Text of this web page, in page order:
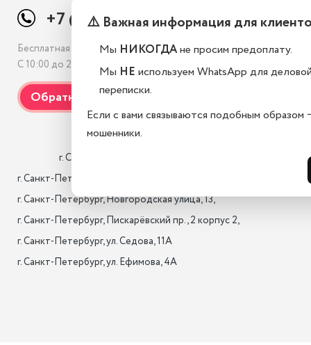
+7 (812) 507-69-38
Бесплатная консультация
С 10:00 до 21:00, без выходных
г. Санкт-Петербург, 17-я лин. B.O., 22,
г. Санкт-Петербург, Новгородская улица, 13,
г. Санкт-Петербург, Пискарёвский пр., 2 корпус 2,
г. Санкт-Петербург, ул. Седова, 11А
г. Санкт-Петербург, ул. Ефимова, 4А
⚠️ Важная информация для
Мы НИКОГДАне просим предоплату.
Мы НЕ используем WhatsApp для
переписки.
Если с вами связываются подобным образом
мошенники.